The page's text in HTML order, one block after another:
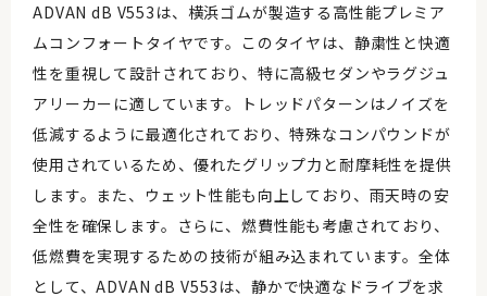
ADVAN dB V553は、横浜ゴムが製造する高性能プレミア
ムコンフォートタイヤです。このタイヤは、静粛性と快適
性を重視して設計されており、特に高級セダンやラグジュ
アリーカーに適しています。トレッドパターンはノイズを
低減するように最適化されており、特殊なコンパウンドが
使用されているため、優れたグリップ力と耐摩耗性を提供
します。また、ウェット性能も向上しており、雨天時の安
全性を確保します。さらに、燃費性能も考慮されており、
低燃費を実現するための技術が組み込まれています。全体
として、ADVAN dB V553は、静かで快適なドライブを求